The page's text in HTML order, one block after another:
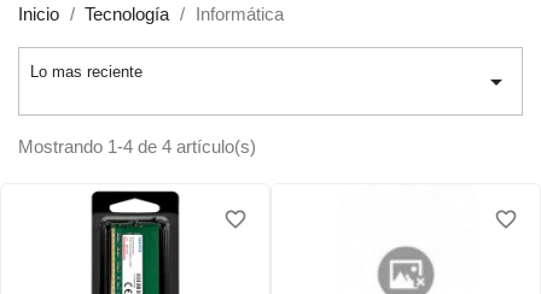
Inicio Tecnología Informática
Lo mas reciente 
Mostrando 1-4 de 4 artículo(s)
favorite_border
favorite_border favorite_border
favorite_border